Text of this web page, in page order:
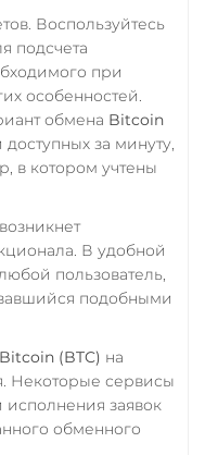
Воспользуйтесь
подсчета
при
особенностей.
обмена Bitcoin
за минуту,
в котором учтены
В удобной
пользователь,
подобными
Bitcoin (BTC) на
Некоторые сервисы
исполнения заявок
обменного